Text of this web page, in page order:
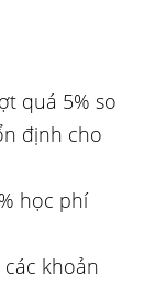
quá 5% so
định cho
học phí
khoản